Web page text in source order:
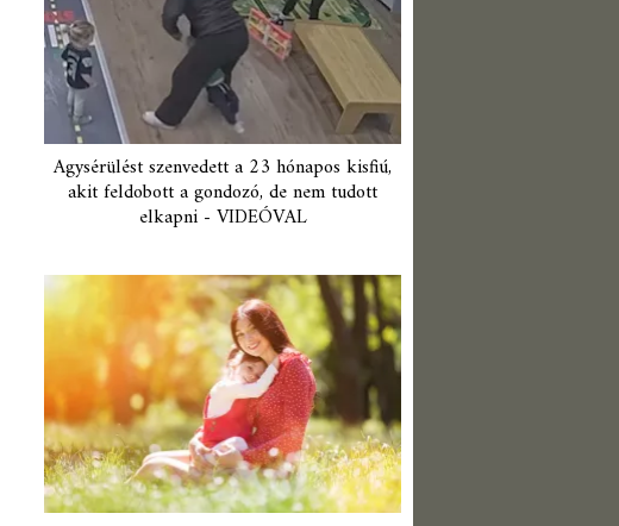
Agysérülést szenvedett a 23 hónapos kisfiú,
akit feldobott a gondozó, de nem tudott
elkapni - VIDEÓVAL